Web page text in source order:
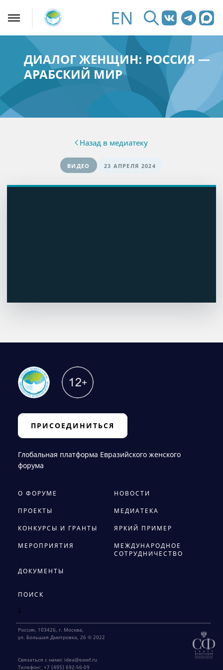
EN
ДИАЛОГ ЖЕНЩИН: РОССИЯ —
АРАБСКИЙ МИР
Назад в медиатеку
ВИДЕО 23 АПРЕЛЯ 2024
ПРИСОЕДИНИТЬСЯ
Глобальная платформа Евразийского женского
форума
О ФОРУМЕ НОВОСТИ
ПРОЕКТЫ МЕДИАТЕКА
КОНКУРСЫ И ГРАНТЫ ЯРКИЙ ПРИМЕР
МЕРОПРИЯТИЯ
МЕЖДУНАРОДНОЕ
СОТРУДНИЧЕСТВО
ДОКУМЕНТЫ
ПОИСК
2
Россия, 103426, г. Москва,
ул. Большая Дмитровка, 26 © 2022
Связаться с нами: idea@eawf.ru
Телефон: +7 (495) 692-56-09